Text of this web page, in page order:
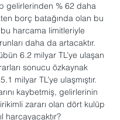
gelirlerinden % 62 daha
borç batağında olan bu
harcama limitleriyle
daha da artacaktır.
6.2 milyar TL’ye ulaşan
sonucu özkaynak
milyar TL’ye ulaşmıştır.
kaybetmiş, gelirlerinin
zararı olan dört kulüp
harcayacaktır?